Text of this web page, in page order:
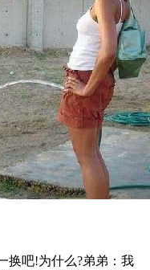
换吧!为什么?弟弟：我